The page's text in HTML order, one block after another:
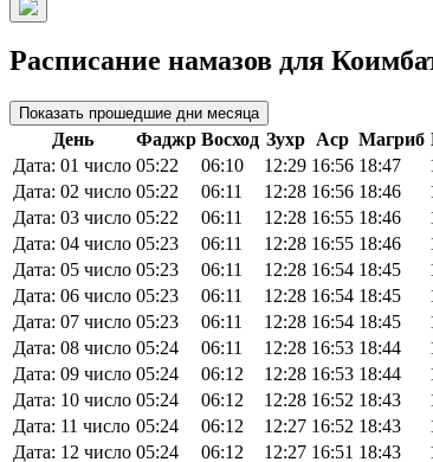
Расписание намазов для
Показать прошедшие дни месяца
День Фаджр Восход Зухр Аср Магриб
Дата: 01 число 05:22 06:10 12:29 16:56 18:47
Дата: 02 число 05:22 06:11 12:28 16:56 18:46
Дата: 03 число 05:22 06:11 12:28 16:55 18:46
Дата: 04 число 05:23 06:11 12:28 16:55 18:46
Дата: 05 число 05:23 06:11 12:28 16:54 18:45
Дата: 06 число 05:23 06:11 12:28 16:54 18:45
Дата: 07 число 05:23 06:11 12:28 16:54 18:45
Дата: 08 число 05:24 06:11 12:28 16:53 18:44
Дата: 09 число 05:24 06:12 12:28 16:53 18:44
Дата: 10 число 05:24 06:12 12:28 16:52 18:43
Дата: 11 число 05:24 06:12 12:27 16:52 18:43
Дата: 12 число 05:24 06:12 12:27 16:51 18:43